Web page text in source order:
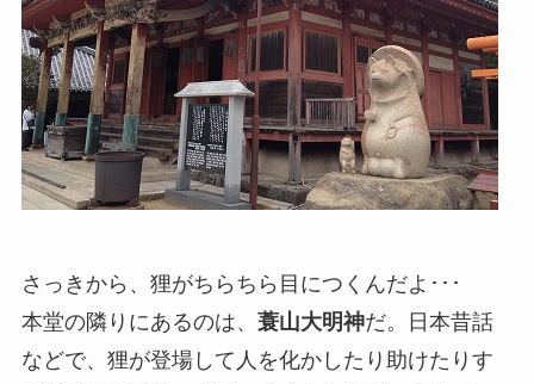
さっきから、狸がちらちら目につくんだよ･･･
本堂の隣りにあるのは、 蓑山大明神だ。日本昔話
などで、狸が登場して人を化かしたり助けたりす